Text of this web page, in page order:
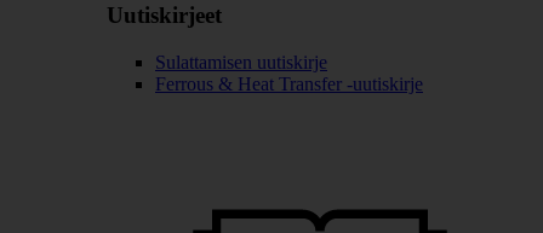
Uutiskirjeet
Sulattamisen uutiskirje
Ferrous & Heat Transfer -uutiskirje